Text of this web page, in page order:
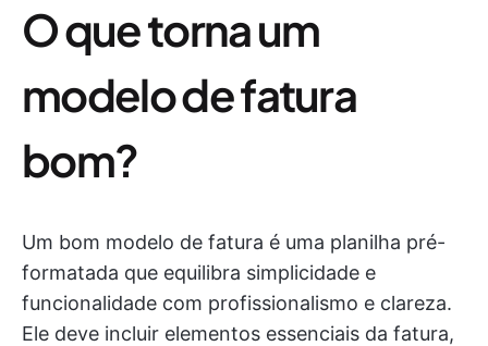
O que torna um
modelo de fatura
bom?
Um bom modelo de fatura é uma planilha pré-
formatada que equilibra simplicidade e
funcionalidade com profissionalismo e clareza.
Ele deve incluir elementos essenciais da fatura,